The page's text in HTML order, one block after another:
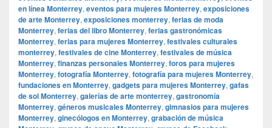
en línea Monterrey, eventos para mujeres Monterrey, exposiciones
de arte Monterrey, exposiciones monterrey, ferias de moda
Monterrey, ferias del libro Monterrey, ferias gastronómicas
Monterrey, ferias para mujeres Monterrey, festivales culturales
monterrey, festivales de cine Monterrey, festivales de música
Monterrey, finanzas personales Monterrey, foros para mujeres
Monterrey, fotografía Monterrey, fotografía para mujeres Monterrey,
fundaciones en Monterrey, gadgets para mujeres Monterrey, gafas
de sol Monterrey, galerías de arte monterrey, gastronomía
Monterrey, géneros musicales Monterrey, gimnasios para mujeres
Monterrey, ginecólogos en Monterrey, grabación de música